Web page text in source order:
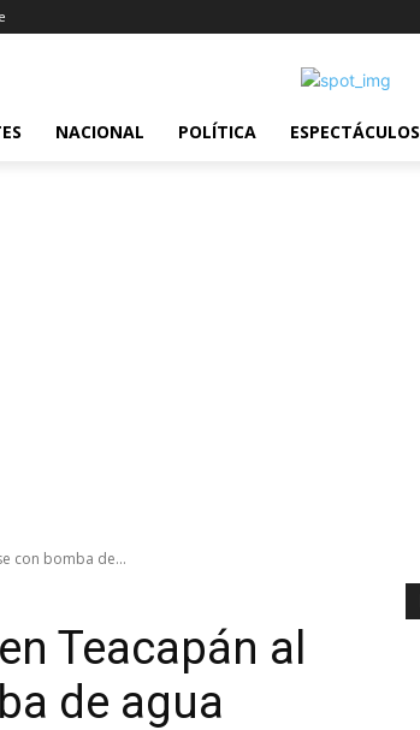
NACIONAL POLÍTICA ESPECTÁCULOS
con bomba de...
Teacapán al
de agua